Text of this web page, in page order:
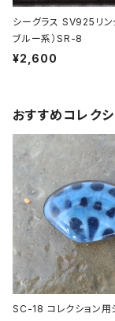
シーグラス SV925リン
ブルー系）SR-8
¥2,600
おすすめコレク
SC-18 コレクション用